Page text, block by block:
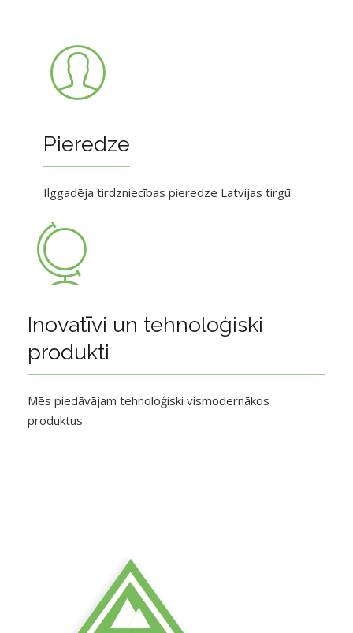
Pieredze
Ilggadēja tirdzniecības pieredze Latvijas tirgū
Inovatīvi un tehnoloģiski
produkti
Mēs piedāvājam tehnoloģiski vismodernākos
produktus